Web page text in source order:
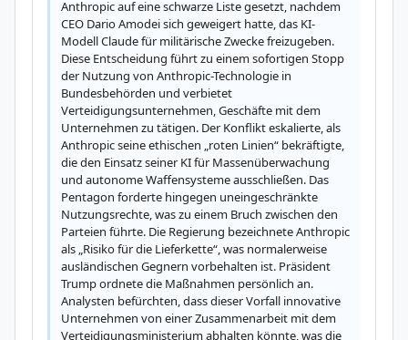
Anthropic auf eine schwarze Liste gesetzt, nachdem
CEO Dario Amodei sich geweigert hatte, das KI-
Modell Claude für militärische Zwecke freizugeben.
Diese Entscheidung führt zu einem sofortigen Stopp
der Nutzung von Anthropic-Technologie in
Bundesbehörden und verbietet
Verteidigungsunternehmen, Geschäfte mit dem
Unternehmen zu tätigen. Der Konflikt eskalierte, als
Anthropic seine ethischen „roten Linien“ bekräftigte,
die den Einsatz seiner KI für Massenüberwachung
und autonome Waffensysteme ausschließen. Das
Pentagon forderte hingegen uneingeschränkte
Nutzungsrechte, was zu einem Bruch zwischen den
Parteien führte. Die Regierung bezeichnete Anthropic
als „Risiko für die Lieferkette“, was normalerweise
ausländischen Gegnern vorbehalten ist. Präsident
Trump ordnete die Maßnahmen persönlich an.
Analysten befürchten, dass dieser Vorfall innovative
Unternehmen von einer Zusammenarbeit mit dem
Verteidigungsministerium abhalten könnte, was die